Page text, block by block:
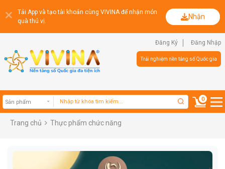
Tải App và tạo tài khoản cùng VIVINA để nhận món
quà thú vị.
Nhận
Đăng Ký Đăng Nhập
Trải nghiệm nền tảng số Quốc gia
Sản phẩm
0
Trang chủ Thực phẩm chức năng